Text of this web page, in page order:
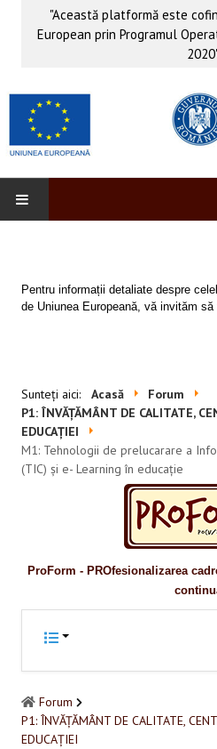
"Această platformă este
European prin Programul
INFO & PUB
Promovare
RESURSE EDUCAŢIONALE
Pentru educaţie incluzivă
Pentru management instituțional
Pentru capacitate instituţională
FORUM
Pentru informații detaliate despre
de Uniunea Europeană, vă invităm
Sunteți aici: Acasă
Forum
P1: ÎNVĂȚĂMÂNT DE CALITATE,
EDUCAȚIEI
M1: Tehnologii de prelucarare a
(TIC) și e- Learning în educație
ProForm - PROfesionalizarea
Forum
P1: ÎNVĂȚĂMÂNT DE CALITATE,
EDUCAȚIEI